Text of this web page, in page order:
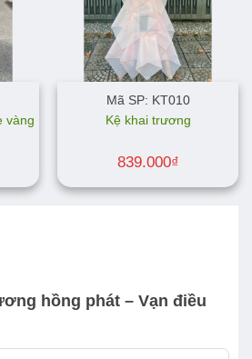
vàng
Mã SP: KT010
Kệ khai trương
839.000₫
hồng phát – Vạn điều